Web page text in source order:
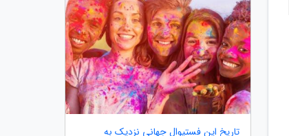
تاریخ این فستیوال جهانی نزدیک به